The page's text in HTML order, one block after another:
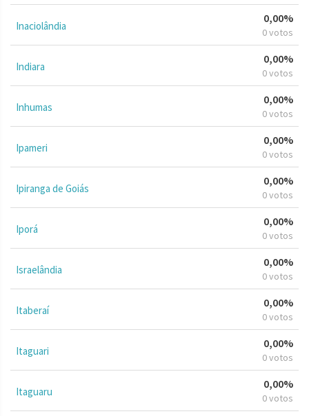
Inaciolândia
0,00%
0 votos
Indiara
0,00%
0 votos
Inhumas
0,00%
0 votos
Ipameri
0,00%
0 votos
Ipiranga de Goiás
0,00%
0 votos
Iporá
0,00%
0 votos
Israelândia
0,00%
0 votos
Itaberaí
0,00%
0 votos
Itaguari
0,00%
0 votos
Itaguaru
0,00%
0 votos